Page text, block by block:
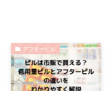
アフターピル